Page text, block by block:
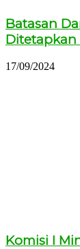
Batasan
Ditetapkan
17/09/2024
Komisi I